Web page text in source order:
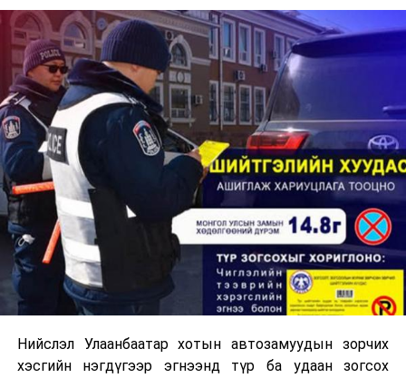
Нийслэл Улаанбаатар хотын автозамуудын зорчих
хэсгийн нэгдүгээр эгнээнд түр ба удаан зогсох